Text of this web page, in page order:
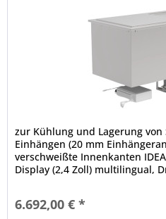
zur Kühlung und Lagerung von
Einhängen (20 mm
verschweißte Innenkanten
Display (2,4 Zoll) multilingual,
6.692,00 € *